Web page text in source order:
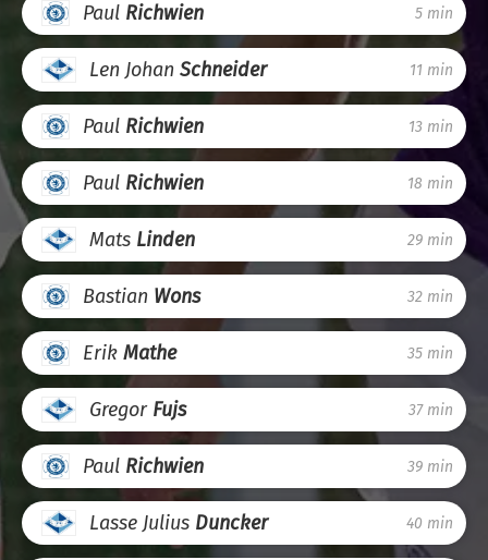
Paul Richwien 5 min
Len JohanSchneider 11 min
Paul Richwien 13 min
Paul Richwien 18 min
Mats Linden 29 min
Bastian Wons 32 min
Erik Mathe 35 min
Gregor Fujs 37 min
Paul Richwien 39 min
Lasse Julius Duncker 40 min